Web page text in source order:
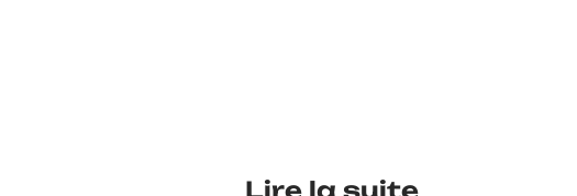
Lire la suite